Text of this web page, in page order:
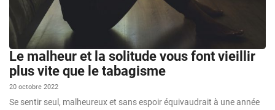
Le malheur et la solitude vous font vieillir
plus vite que le tabagisme
20 octobre 2022
Se sentir seul, malheureux et sans espoir équivaudrait à une année